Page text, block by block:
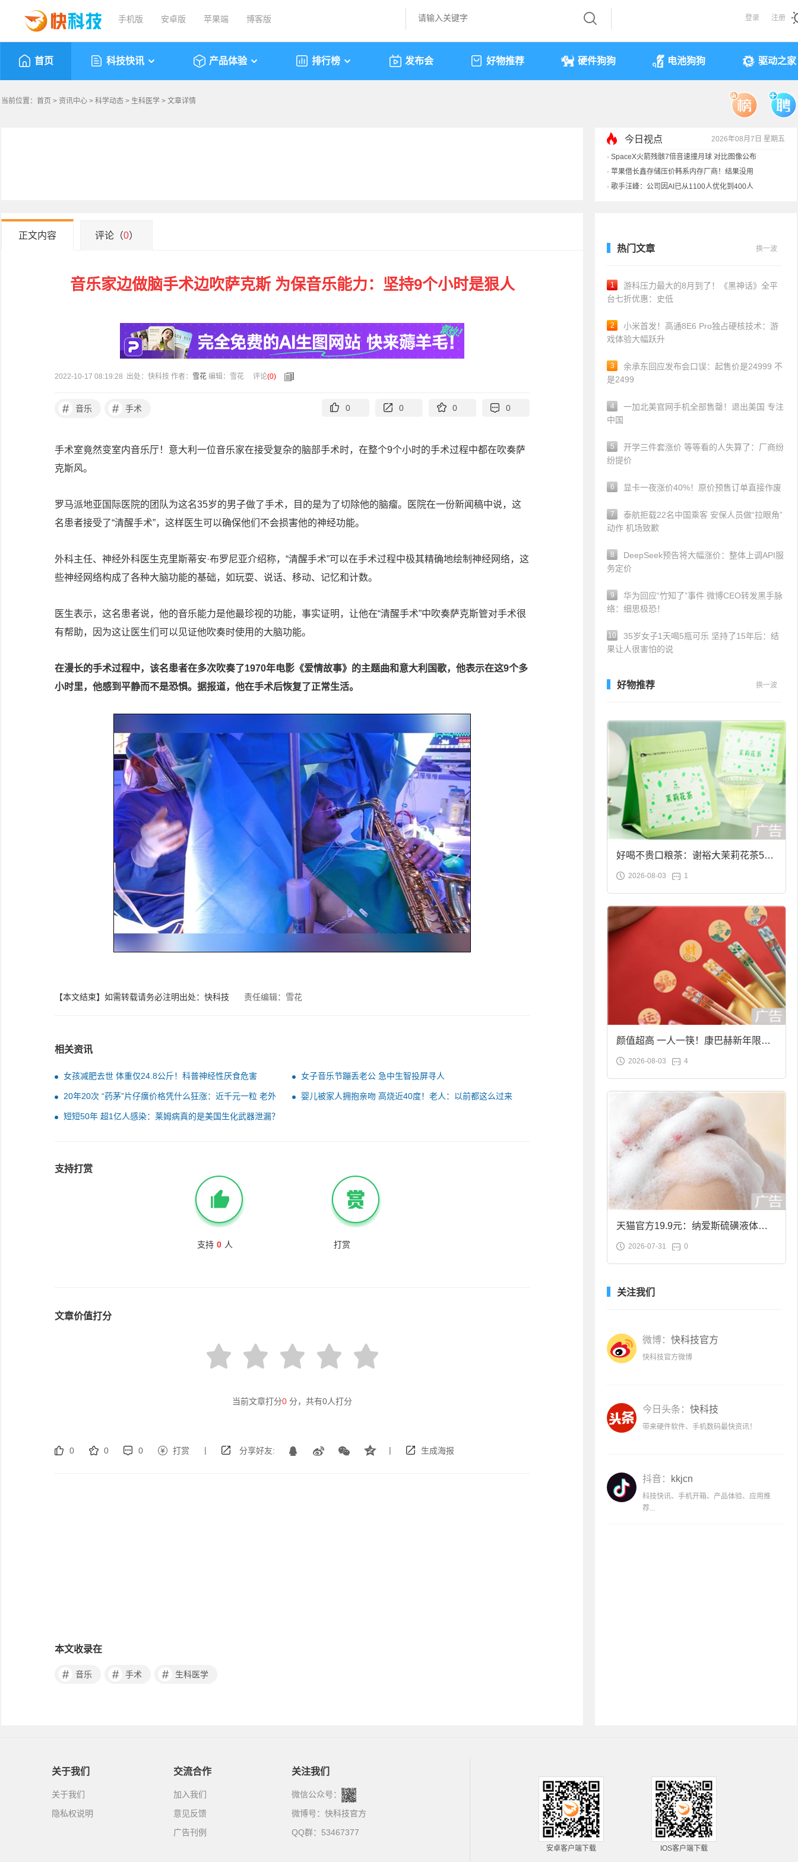
手机版 安卓版 苹果端 博客版 登录 注册
首页 科技快讯 产品体验 排行榜 发布会 好物推荐 硬件狗狗 电池狗狗 驱动之家
当前位置： 首页 > 资讯中心 > 科学动态 > 生科医学 > 文章详情
今日视点 2026年08月7日 星期五
· SpaceX火箭残骸7倍音速撞月球 对比图像公布
· 苹果借长鑫存储压价韩系内存厂商！结果没用
· 歌手汪峰：公司因AI已从1100人优化到400人
正文内容 评论（0）
音乐家边做脑手术边吹萨克斯 为保音乐能力：坚持9个小时是狠人
2022-10-17 08:19:28 出处：快科技 作者： 雪花 编辑：雪花 评论(0)
# 音乐 # 手术 0 0 0 0
手术室竟然变室内音乐厅！意大利一位音乐家在接受复杂的脑部手术时，在整个9个小时的手术过程中都在吹奏萨
克斯风。
罗马派地亚国际医院的团队为这名35岁的男子做了手术，目的是为了切除他的脑瘤。医院在一份新闻稿中说，这
名患者接受了“清醒手术”，这样医生可以确保他们不会损害他的神经功能。
外科主任、神经外科医生克里斯蒂安·布罗尼亚介绍称，“清醒手术”可以在手术过程中极其精确地绘制神经网络，这
些神经网络构成了各种大脑功能的基础，如玩耍、说话、移动、记忆和计数。
医生表示，这名患者说，他的音乐能力是他最珍视的功能，事实证明，让他在“清醒手术”中吹奏萨克斯管对手术很
有帮助，因为这让医生们可以见证他吹奏时使用的大脑功能。
在漫长的手术过程中，该名患者在多次吹奏了1970年电影《爱情故事》的主题曲和意大利国歌，他表示在这9个多
小时里，他感到平静而不是恐惧。据报道，他在手术后恢复了正常生活。
【本文结束】如需转载请务必注明出处：快科技 责任编辑：雪花
相关资讯
女孩减肥去世 体重仅24.8公斤！科普神经性厌食危害 女子音乐节蹦丢老公 急中生智投屏寻人
20年20次 “药茅”片仔癀价格凭什么狂涨：近千元一粒 老外
也爱上中药
婴儿被家人拥抱亲吻 高烧近40度！老人：以前都这么过来
短短50年 超1亿人感染：莱姆病真的是美国生化武器泄漏？
支持打赏
支持 0 人 打赏
文章价值打分
当前文章打分0 分，共有0人打分
0 0 0 打赏 | 分享好友: | 生成海报
本文收录在
# 音乐 # 手术 # 生科医学
热门文章 换一波
1
游科压力最大的8月到了！《黑神话》全平
台七折优惠：史低
2
小米首发！高通8E6 Pro独占硬核技术：游
戏体验大幅跃升
3
余承东回应发布会口误：起售价是24999 不
是2499
4
一加北美官网手机全部售罄！退出美国 专注
中国
5
开学三件套涨价 等等看的人失算了：厂商纷
纷提价
6 显卡一夜涨价40%！原价预售订单直接作废
7
泰航拒载22名中国乘客 安保人员做“拉眼角”
动作 机场致歉
8
DeepSeek预告将大幅涨价：整体上调API服
务定价
9
华为回应“竹知了”事件 微博CEO转发黑手脉
络：细思极恐！
10
35岁女子1天喝5瓶可乐 坚持了15年后：结
果让人很害怕的说
好物推荐 换一波
好喝不贵口粮茶：谢裕大茉莉花茶50g
袋装9.9元到手
2026-08-03 1
颜值超高 一人一筷！康巴赫新年限定
合金筷子大促：19.9元
2026-08-03 4
天猫官方19.9元：纳爱斯硫磺液体香
皂2斤大促
2026-07-31 0
关注我们
微博： 快科技官方
快科技官方微博
今日头条： 快科技
带来硬件软件、手机数码最快资讯！
抖音： kkjcn
科技快讯、手机开箱、产品体验、应用推
荐...
关于我们
关于我们
隐私权说明
交流合作
加入我们
意见反馈
广告刊例
关注我们
微信公众号：
微博号： 快科技官方
QQ群：53467377
安卓客户端下载 IOS客户端下载